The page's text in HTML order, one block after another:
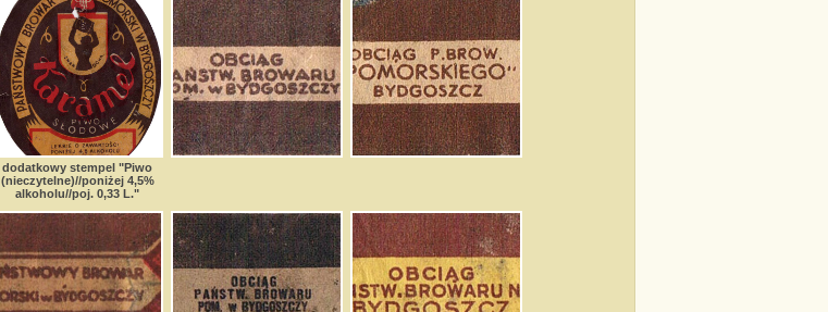
dodatkowy stempel "Piwo
(nieczytelne)//poniżej 4,5%
alkoholu//poj. 0,33 L."